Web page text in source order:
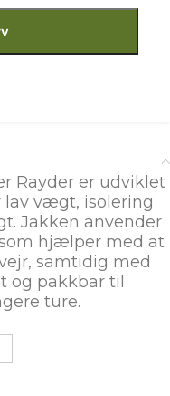
Rayder er udviklet
lav vægt, isolering
Jakken anvender
hjælper med at
samtidig med
og pakkbar til
ture.